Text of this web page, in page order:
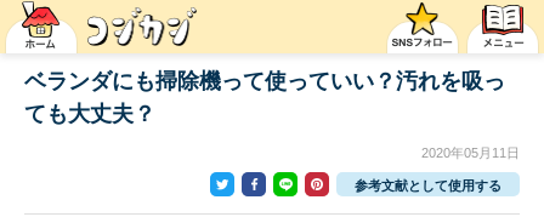
ベランダにも掃除機って使っていい？汚れを吸っ
ても大丈夫？
2020年05月11日
参考文献として使用する